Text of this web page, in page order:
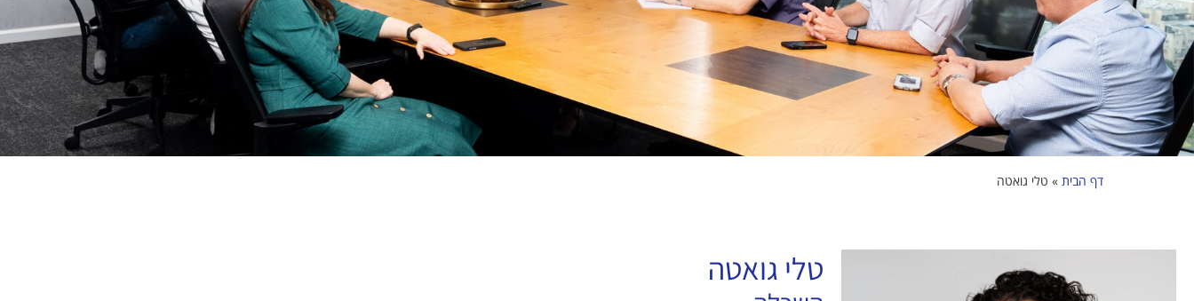
דף הבית » טלי גואטה
טלי גואטה